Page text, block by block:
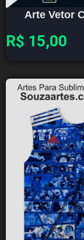
Arte Vetor
R$ 15,00